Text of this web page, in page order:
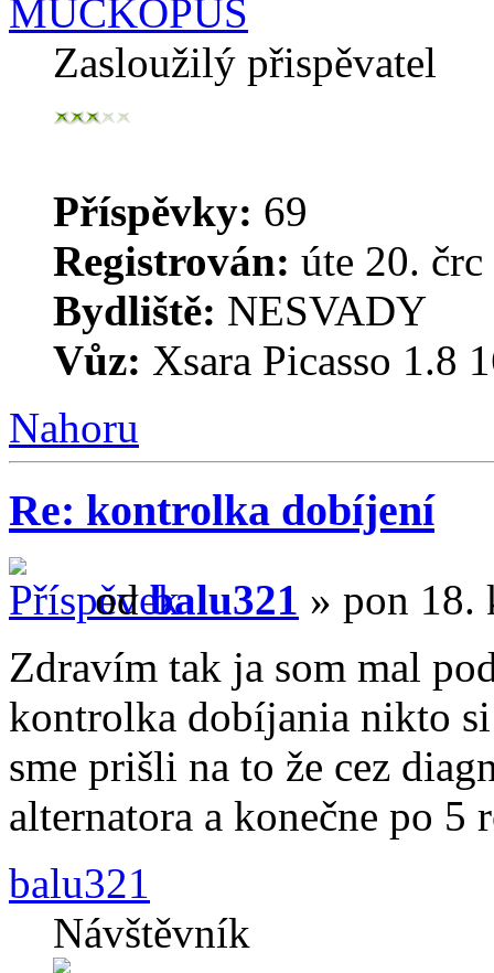
MUCKOPUS
Zasloužilý přispěvatel
Příspěvky: 69
Registrován: úte 20.
Bydliště: NESVADY
Vůz: Xsara Picasso 1.8
Nahoru
Re: kontrolka dobíjení
odbalu321 » pon 18.
Zdravím tak ja som mal
kontrolka dobíjania nikto
sme prišli na to že cez
alternatora a konečne po
balu321
Návštěvník